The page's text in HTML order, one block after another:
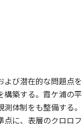
よび潜在的な問題点を
構築する。霞ケ浦の平
体制をも整備する。
点に、表層のクロロフ